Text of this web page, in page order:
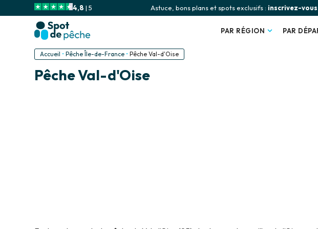
4,8 | 5 Astuce, bons plans et spots exclusifs : inscrivez-vous
PAR RÉGION PAR
Accueil •Pêche Île-de-France •Pêche Val-d'Oise
Pêche Val-d'Oise